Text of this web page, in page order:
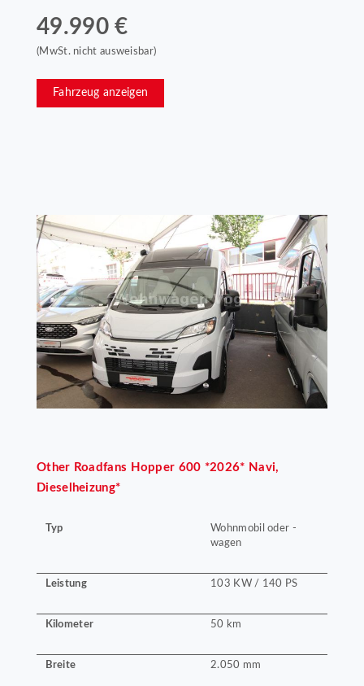
49.990 €
(MwSt. nicht ausweisbar)
Fahrzeug anzeigen
Other Roadfans Hopper 600 *2026* Navi,
Dieselheizung*
Typ
Wohnmobil oder -
wagen
Leistung 103 KW / 140 PS
Kilometer 50 km
Breite 2.050 mm